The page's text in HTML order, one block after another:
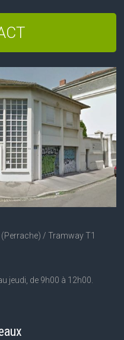
/ Tramway T1
jeudi, de 9h00 à 12h00.